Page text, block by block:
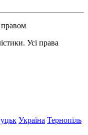
правом
Усі права
Україна Тернопіль